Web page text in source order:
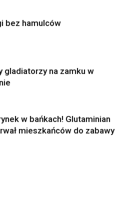
bez hamulców
gladiatorzy na zamku w
w bańkach! Glutaminian
mieszkańców do zabawy